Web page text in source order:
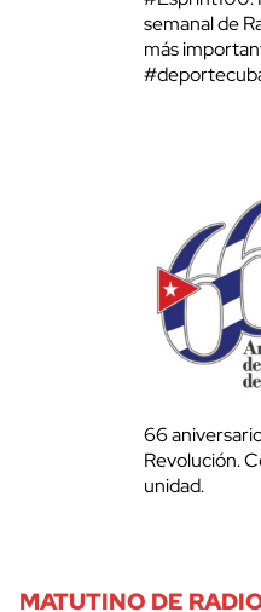
semanal de
más
66
Revolución.
unidad.
MATUTINO DE